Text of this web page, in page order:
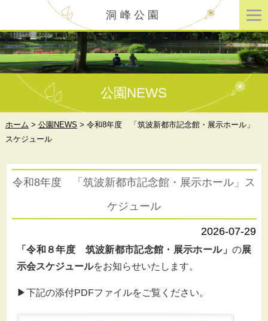
洞峰公園
公園NEWS
ホーム > 公園NEWS > 令和8年度 「筑波新都市記念館・展示ホール」
スケジュール
令和8年度 「筑波新都市記念館・展示ホール」ス
ケジュール
2026-07-29
「令和８年度 筑波新都市記念館・展示ホール」 の展
示会スケジュールをお知らせいたします。
▶下記の添付PDFファイルをご覧ください。